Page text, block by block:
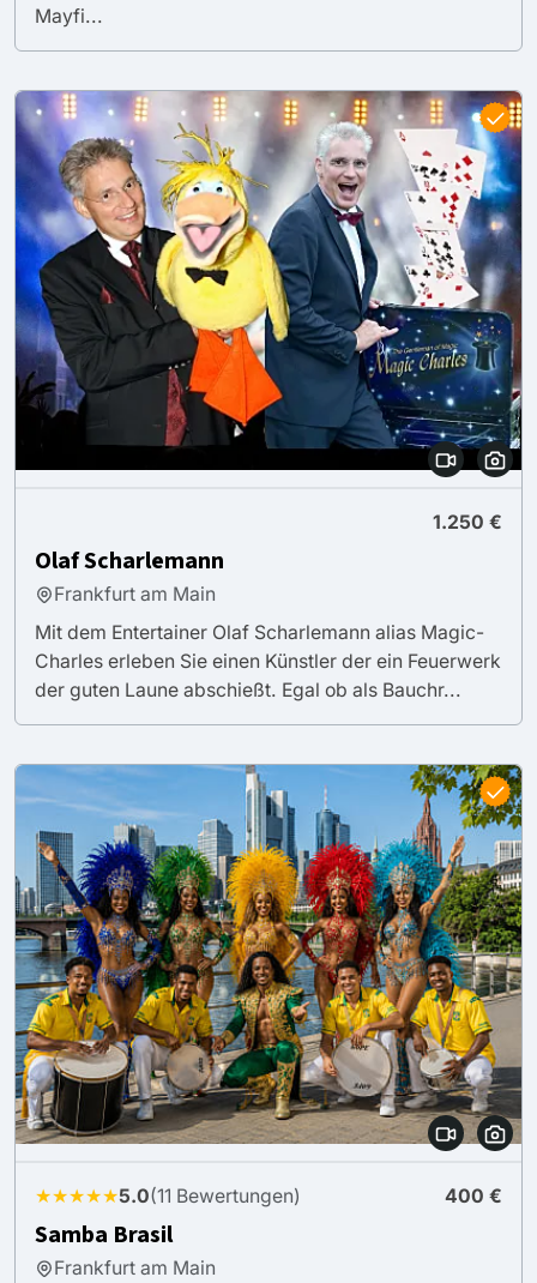
Mayfi...
1.250 €
Olaf Scharlemann
Frankfurt am Main
Mit dem Entertainer Olaf Scharlemann alias Magic-
Charles erleben Sie einen Künstler der ein Feuerwerk
der guten Laune abschießt. Egal ob als Bauchr...
★★★★★5.0(11 Bewertungen) 400 €
Samba Brasil
Frankfurt am Main